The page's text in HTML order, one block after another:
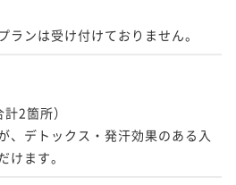
ンは受け付けておりません。
2箇所）
、デトックス・発汗効果のある入
けます。